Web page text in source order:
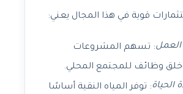
قوية في هذا المجال يعني:
: تسهم المشروعات
خلق وظائف للمجتمع المحلي.
الحياة: توفر المياه النقية أساسًا